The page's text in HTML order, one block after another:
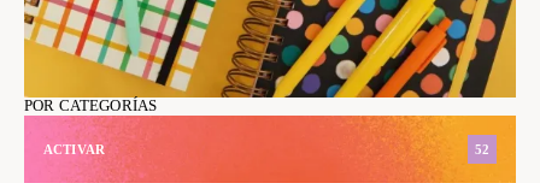
POR CATEGORÍAS
ACTIVAR 52